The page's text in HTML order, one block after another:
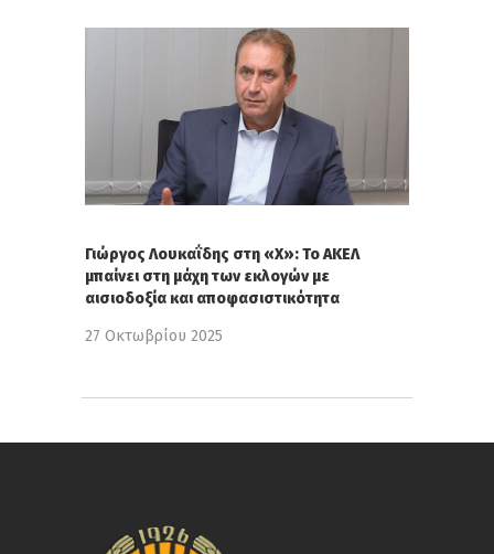
Γιώργος Λουκαΐδης στη «Χ»: Το ΑΚΕΛ
μπαίνει στη μάχη των εκλογών με
αισιοδοξία και αποφασιστικότητα
27 Οκτωβρίου 2025